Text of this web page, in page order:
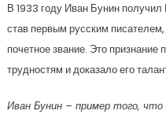
В 1933 году Иван Бунин
став первым русским
почетное звание. Это
трудностям и доказало его
Иван Бунин – пример того,